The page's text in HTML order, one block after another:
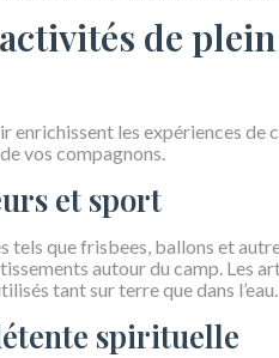
de
enrichissent les expériences
vos compagnons.
et sport
tels que frisbees, ballons et
autour du camp. Les
tant sur terre que dans l’eau.
spirituelle